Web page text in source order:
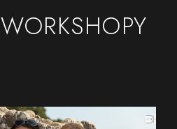
WORKSHOPY